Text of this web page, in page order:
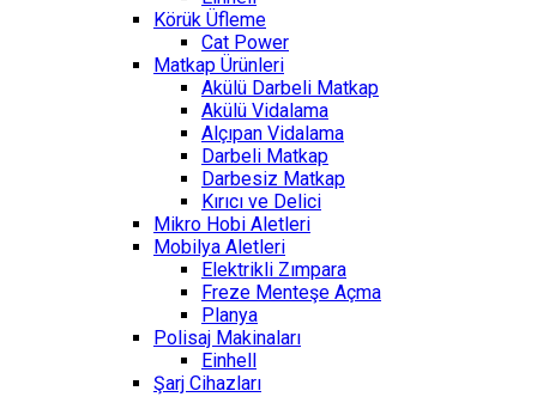
Körük Üfleme
Cat Power
Matkap Ürünleri
Akülü Darbeli Matkap
Akülü Vidalama
Alçıpan Vidalama
Darbeli Matkap
Darbesiz Matkap
Kırıcı ve Delici
Mikro Hobi Aletleri
Mobilya Aletleri
Elektrikli Zımpara
Freze Menteşe Açma
Planya
Polisaj Makinaları
Einhell
Şarj Cihazları